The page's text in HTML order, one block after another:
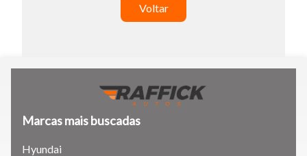
Tamanho do texto
atalhos Ctrl+ (para aumentar) e Ctrl- (para diminuir) no seu
Voltar
Marcas mais buscadas
Hyundai